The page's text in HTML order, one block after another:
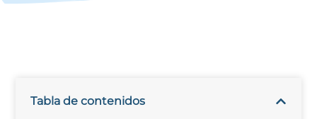
Tabla de contenidos